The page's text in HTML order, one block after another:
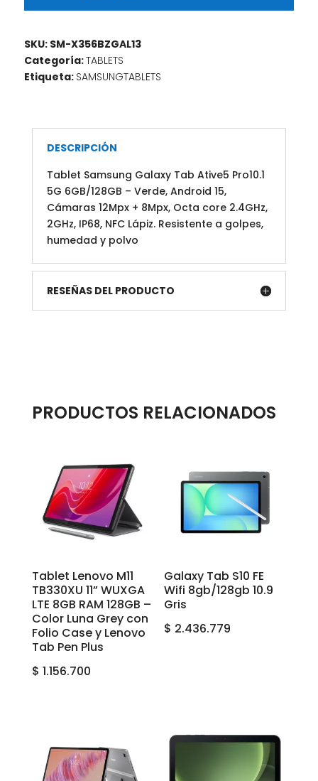
SKU: SM-X356BZGAL13
Categoría:TABLETS
Etiqueta: SAMSUNGTABLETS
DESCRIPCIÓN
Tablet Samsung Galaxy Tab Ative5 Pro10.1
5G 6GB/128GB – Verde, Android 15,
Cámaras 12Mpx + 8Mpx, Octa core 2.4GHz,
2GHz, IP68, NFC Lápiz. Resistente a golpes,
humedad y polvo
RESEÑAS DEL PRODUCTO
PRODUCTOS RELACIONADOS
Tablet Lenovo M11
TB330XU 11” WUXGA
LTE 8GB RAM 128GB –
Color Luna Grey con
Folio Case y Lenovo
Tab Pen Plus
$ 1.156.700
Galaxy Tab S10 FE
Wifi 8gb/128gb 10.9
Gris
$ 2.436.779